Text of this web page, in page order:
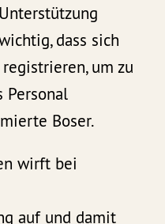
dass sich
um zu
Personal
Boser.
wirft bei
auf und damit